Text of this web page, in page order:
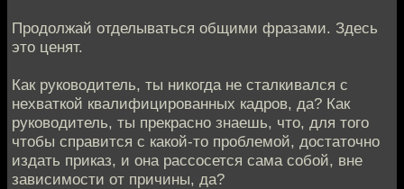
Продолжай отделываться общими фразами. Здесь
это ценят.
Как руководитель, ты никогда не сталкивался с
нехваткой квалифицированных кадров, да? Как
руководитель, ты прекрасно знаешь, что, для того
чтобы справится с какой-то проблемой, достаточно
издать приказ, и она рассосется сама собой, вне
зависимости от причины, да?